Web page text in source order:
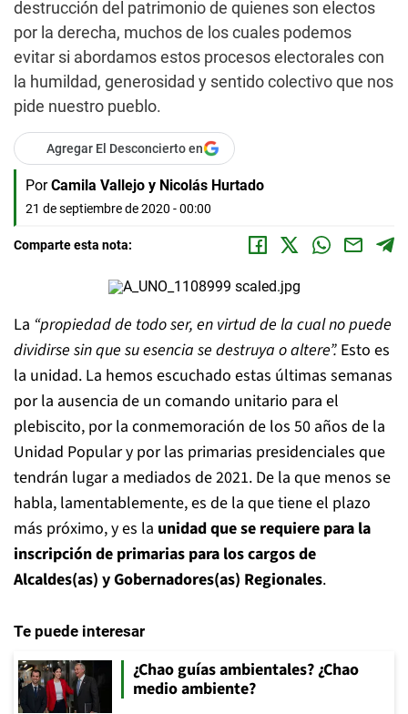
destrucción del patrimonio de quienes son electos
por la derecha, muchos de los cuales podemos
evitar si abordamos estos procesos electorales con
la humildad, generosidad y sentido colectivo que nos
pide nuestro pueblo.
Agregar El Desconcierto en
Por Camila Vallejo y Nicolás Hurtado
21 de septiembre de 2020 - 00:00
Comparte esta nota:
La “propiedad de todo ser, en virtud de la cual no puede
dividirse sin que su esencia se destruya o altere”. Esto es
la unidad. La hemos escuchado estas últimas semanas
por la ausencia de un comando unitario para el
plebiscito, por la conmemoración de los 50 años de la
Unidad Popular y por las primarias presidenciales que
tendrán lugar a mediados de 2021. De la que menos se
habla, lamentablemente, es de la que tiene el plazo
más próximo, y es la unidad que se requiere para la
inscripción de primarias para los cargos de
Alcaldes(as) y Gobernadores(as) Regionales.
Te puede interesar
¿Chao guías ambientales? ¿Chao
medio ambiente?